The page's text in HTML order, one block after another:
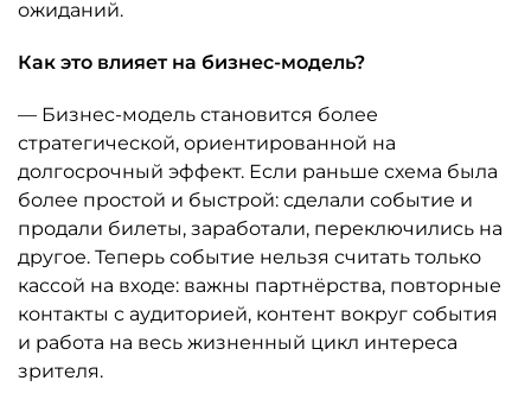
ожиданий.
Как это влияет на бизнес-модель?
— Бизнес-модель становится более
стратегической, ориентированной на
долгосрочный эффект. Если раньше схема была
более простой и быстрой: сделали событие и
продали билеты, заработали, переключились на
другое. Теперь событие нельзя считать только
кассой на входе: важны партнёрства, повторные
контакты с аудиторией, контент вокруг события
и работа на весь жизненный цикл интереса
зрителя.